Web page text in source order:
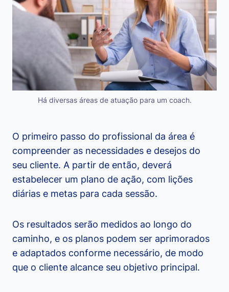
Há diversas áreas de atuação para um coach.
O primeiro passo do profissional da área é
compreender as necessidades e desejos do
seu cliente. A partir de então, deverá
estabelecer um plano de ação, com lições
diárias e metas para cada sessão.
Os resultados serão medidos ao longo do
caminho, e os planos podem ser aprimorados
e adaptados conforme necessário, de modo
que o cliente alcance seu objetivo principal.